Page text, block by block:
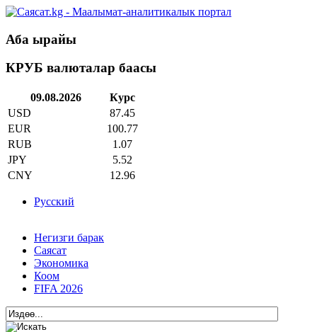
Аба ырайы
КРУБ валюталар баасы
09.08.2026
Курс
USD
87.45
EUR
100.77
RUB
1.07
JPY
5.52
CNY
12.96
Русский
Негизги барак
Саясат
Экономика
Коом
FIFA 2026